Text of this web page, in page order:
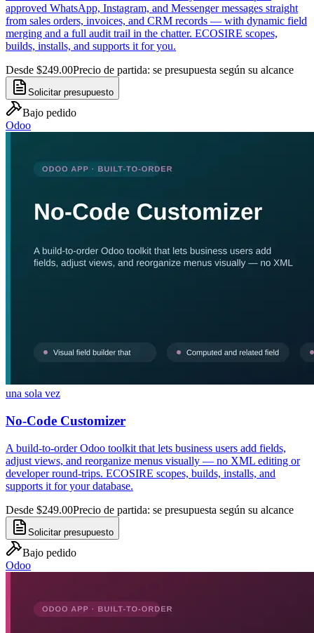
approved WhatsApp, Instagram, and Messenger messages straight
from sales orders, invoices, and CRM records — with dynamic field
merging and a full audit trail in the chatter. ECOSIRE scopes,
builds, installs, and supports it for you.
Desde $249.00Precio de partida: se presupuesta según su alcance
Solicitar presupuesto
Bajo pedido
Odoo
una sola vez
No-Code Customizer
A build-to-order Odoo toolkit that lets business users add fields,
adjust views, and reorganize menus visually — no XML editing or
developer round-trips. ECOSIRE scopes, builds, installs, and
supports it for your database.
Desde $249.00Precio de partida: se presupuesta según su alcance
Solicitar presupuesto
Bajo pedido
Odoo